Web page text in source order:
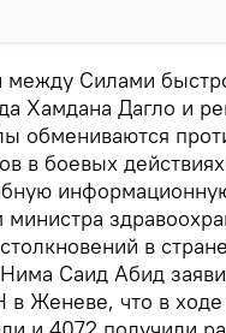
между Силами
Хамдана Дагло и
обмениваются
в боевых
в
Саид Абид
Женеве, что в ходе